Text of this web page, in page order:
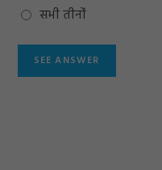
सभी तीनोंं